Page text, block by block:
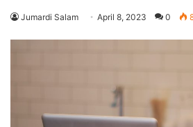
Jumardi Salam April 8, 2023 0